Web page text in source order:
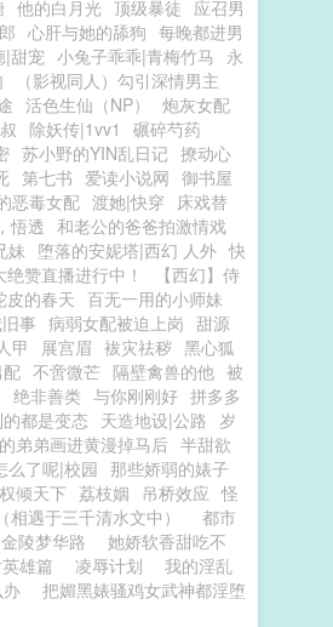
他的白月光 顶级暴徒 应召男
心肝与她的舔狗 每晚都进男
|甜宠 小兔子乖乖|青梅竹马
永
（影视同人）勾引深情男主
活色生仙（NP）
炮灰女配
除妖传|1vv1
碾碎芍药
苏小野的YIN乱日记 撩动心
第七书 爱读小说网 御书屋
恶毒女配 渡她|快穿 床戏替
悟透 和老公的爸爸拍激情戏
妹 堕落的安妮塔|西幻 人外 快
赞直播进行中！
【西幻】侍
皮的春天 百无一用的小师妹
事 病弱女配被迫上岗 甜源
甲 展宫眉 袚灾祛秽 黑心狐
不啻微芒 隔壁禽兽的他 被
绝非善类 与你刚刚好 拼多多
都是变态 天造地设|公路 岁
弟弟画进黄漫掉马后 半甜欲
么了呢|校园 那些娇弱的婊子
权倾天下 荔枝姻 吊桥效应 怪
遇于三千清水文中）
都市
金陵梦华路
她娇软香甜吃不
雄篇 凌辱计划
我的淫乱
把媚黑婊骚鸡女武神都淫堕